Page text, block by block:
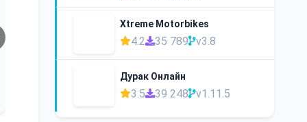
Xtreme Motorbikes
4.2 35 789 v3.8
Дурак Онлайн
3.5 39 248 v1.11.5